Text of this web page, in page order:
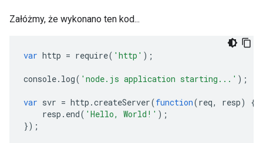
Załóżmy, że wykonano ten kod...
var http = require( 'http' );
console. log( 'node.js application starting...' );
var svr = http .createServer(function(req, resp)
{
resp . end( 'Hello, World!' );
});